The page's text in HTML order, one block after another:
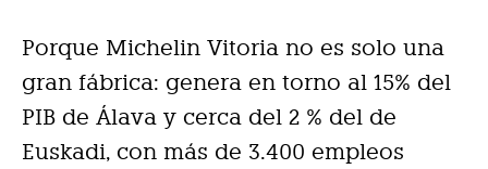
Porque Michelin Vitoria no es solo una
gran fábrica: genera en torno al 15% del
PIB de Álava y cerca del 2 % del de
Euskadi, con más de 3.400 empleos